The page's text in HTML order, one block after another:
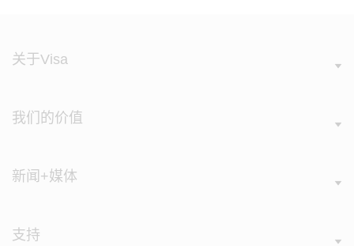
关于Visa
我们的价值
新闻+媒体
支持